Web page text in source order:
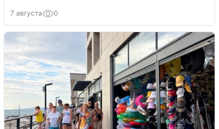
7 августа 0